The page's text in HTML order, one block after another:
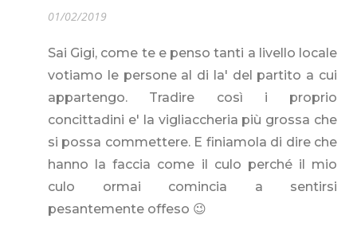
01/02/2019
Sai Gigi, come te e penso tanti a livello locale
votiamo le persone al di la' del partito a cui
appartengo. Tradire così i proprio
concittadini e' la vigliaccheria più grossa che
si possa commettere. E finiamola di dire che
hanno la faccia come il culo perché il mio
culo ormai comincia a sentirsi
pesantemente offeso 😉